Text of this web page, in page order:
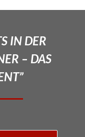
IN DER
– DAS